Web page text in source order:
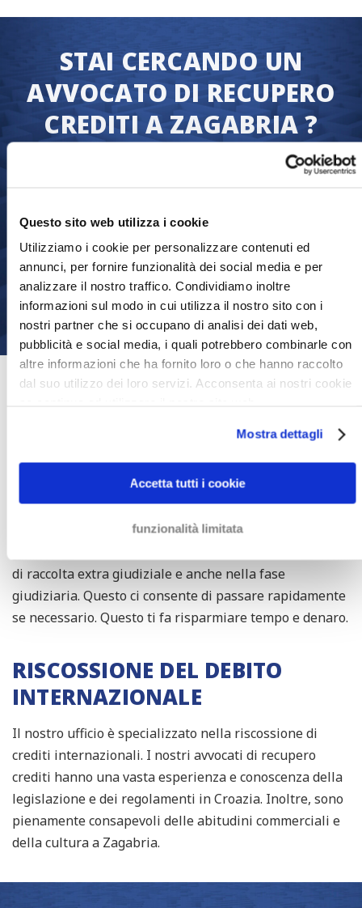
Questo sito web utilizza i cookie
Utilizziamo i cookie per personalizzare contenuti ed
annunci, per fornire funzionalità dei social media e per
analizzare il nostro traffico. Condividiamo inoltre
informazioni sul modo in cui utilizza il nostro sito con i
nostri partner che si occupano di analisi dei dati web,
pubblicità e social media, i quali potrebbero combinarle con
altre informazioni che ha fornito loro o che hanno raccolto
dal suo utilizzo dei loro servizi. Acconsenta ai nostri cookie
Mostra dettagli
Accetta tutti i cookie
funzionalità limitata
STAI CERCANDO UN
AVVOCATO DI RECUPERO
CREDITI A ZAGABRIA ?
Ci assicuriamo che tu riceva quanto hai
inizieremo immediatamente il processo di
recupero crediti.
Trasferisci la pratica
LA TUA POSIZIONE IN PIÙ
FORTE CON UN AVVOCATO DI
Avvocati di recupero crediti hanno più risorse per fare
pressione sul tuo debitore che, per esempio,
un'agenzia di recupero del debito o un ufficiale
di raccolta extra giudiziale e anche nella fase
giudiziaria. Questo ci consente di passare rapidamente
se necessario. Questo ti fa risparmiare tempo e denaro.
RISCOSSIONE DEL DEBITO
INTERNAZIONALE
Il nostro ufficio è specializzato nella riscossione di
crediti internazionali. I nostri avvocati di recupero
crediti hanno una vasta esperienza e conoscenza della
legislazione e dei regolamenti in Croazia. Inoltre, sono
pienamente consapevoli delle abitudini commerciali e
della cultura a Zagabria.